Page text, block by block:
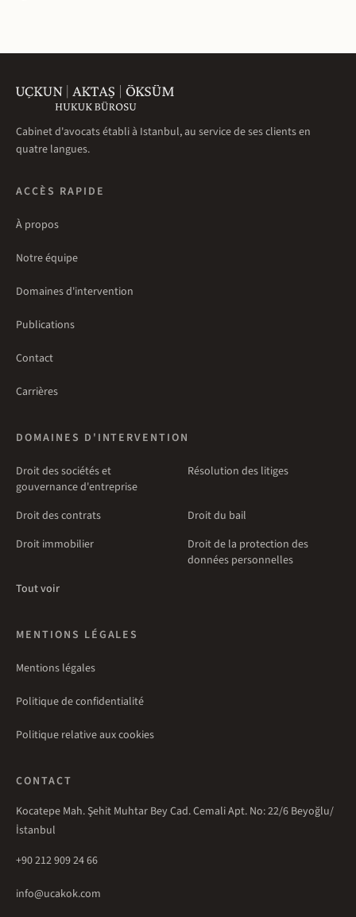
Cabinet d'avocats établi à Istanbul, au service de ses clients en
quatre langues.
ACCÈS RAPIDE
À propos
Notre équipe
Domaines d'intervention
Publications
Contact
Carrières
DOMAINES D'INTERVENTION
Droit des sociétés et
gouvernance d'entreprise
Résolution des litiges
Droit des contrats
Droit du bail
Droit immobilier
Droit de la protection des
données personnelles
Tout voir
MENTIONS LÉGALES
Mentions légales
Politique de confidentialité
Politique relative aux cookies
CONTACT
Kocatepe Mah. Şehit Muhtar Bey Cad. Cemali Apt. No: 22/6 Beyoğlu/
İstanbul
+90 212 909 24 66
info@ucakok.com